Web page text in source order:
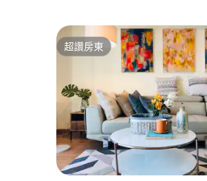
超讚房東
超讚房東